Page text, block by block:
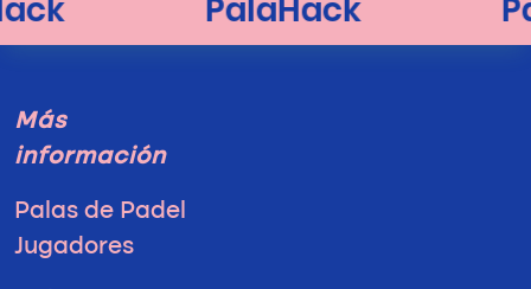
Más
información
Palas de Padel
Jugadores